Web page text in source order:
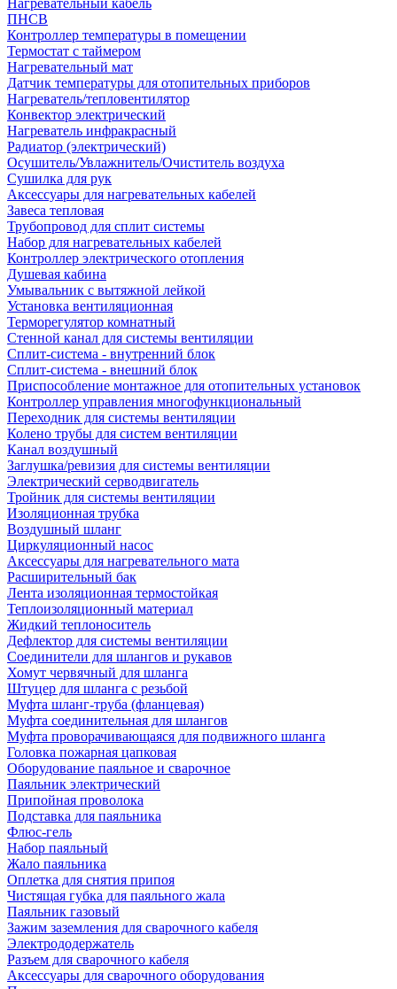
Нагревательный кабель
ПНСВ
Контроллер температуры в помещении
Термостат с таймером
Нагревательный мат
Датчик температуры для отопительных приборов
Нагреватель/тепловентилятор
Конвектор электрический
Нагреватель инфракрасный
Радиатор (электрический)
Осушитель/Увлажнитель/Очиститель воздуха
Сушилка для рук
Аксессуары для нагревательных кабелей
Завеса тепловая
Трубопровод для сплит системы
Набор для нагревательных кабелей
Контроллер электрического отопления
Душевая кабина
Умывальник с вытяжной лейкой
Установка вентиляционная
Терморегулятор комнатный
Стенной канал для системы вентиляции
Сплит-система - внутренний блок
Сплит-система - внешний блок
Приспособление монтажное для отопительных установок
Контроллер управления многофункциональный
Переходник для системы вентиляции
Колено трубы для систем вентиляции
Канал воздушный
Заглушка/ревизия для системы вентиляции
Электрический серводвигатель
Тройник для системы вентиляции
Изоляционная трубка
Воздушный шланг
Циркуляционный насос
Аксессуары для нагревательного мата
Расширительный бак
Лента изоляционная термостойкая
Теплоизоляционный материал
Жидкий теплоноситель
Дефлектор для системы вентиляции
Соединители для шлангов и рукавов
Хомут червячный для шланга
Штуцер для шланга с резьбой
Муфта шланг-труба (фланцевая)
Муфта соединительная для шлангов
Муфта проворачивающаяся для подвижного шланга
Головка пожарная цапковая
Оборудование паяльное и сварочное
Паяльник электрический
Припойная проволока
Подставка для паяльника
Флюс-гель
Набор паяльный
Жало паяльника
Оплетка для снятия припоя
Чистящая губка для паяльного жала
Паяльник газовый
Зажим заземления для сварочного кабеля
Электрододержатель
Разъем для сварочного кабеля
Аксессуары для сварочного оборудования